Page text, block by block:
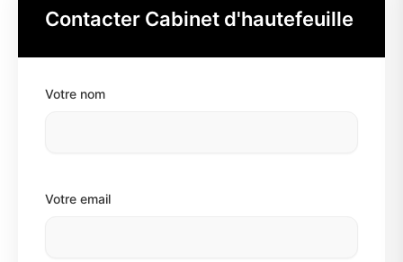
Contacter Cabinet d'hautefeuille
Votre nom
Votre email